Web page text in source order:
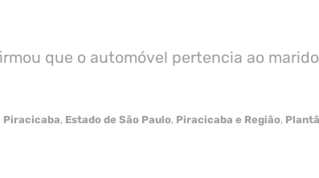
que o automóvel pertencia ao
Piracicaba, Estado de São Paulo, Piracicaba e Região,